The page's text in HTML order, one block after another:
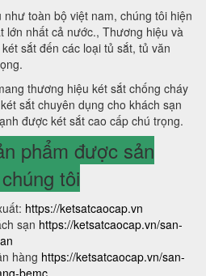
toàn bộ việt nam, chúng tôi hiện
lớn nhất cả nước., Thương hiệu và
sắt đến các loại tủ sắt, tủ văn
thương hiệu két sắt chống cháy
sắt chuyên dụng cho khách sạn
được két sắt cao cấp chú trọng.
phẩm được sản
tôi
https://ketsatcaocap.vn
sạn https://ketsatcaocap.vn/san-
hàng https://ketsatcaocap.vn/san-
bemc